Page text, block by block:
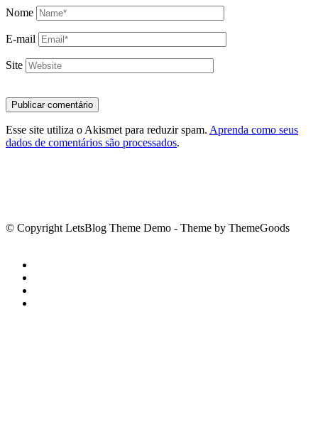
Nome
E-mail
Site
Esse site utiliza o Akismet para reduzir spam. Aprenda como seus
dados de comentários são processados.
© Copyright LetsBlog Theme Demo - Theme by ThemeGoods